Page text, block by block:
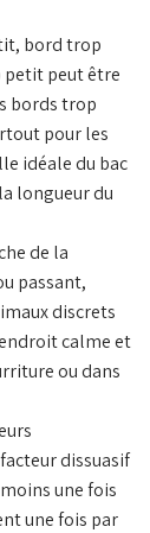
bord trop
petit peut être
bords trop
pour les
idéale du bac
longueur du
de la
passant,
discrets
calme et
ou dans
dissuasif
une fois
une fois par